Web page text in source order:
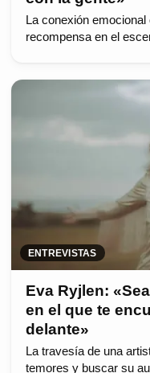
La conexión
recompensa en el
ENTREVISTAS
Eva Ryjlen:
en el que te
delante»
La travesía de una
temores y buscar su